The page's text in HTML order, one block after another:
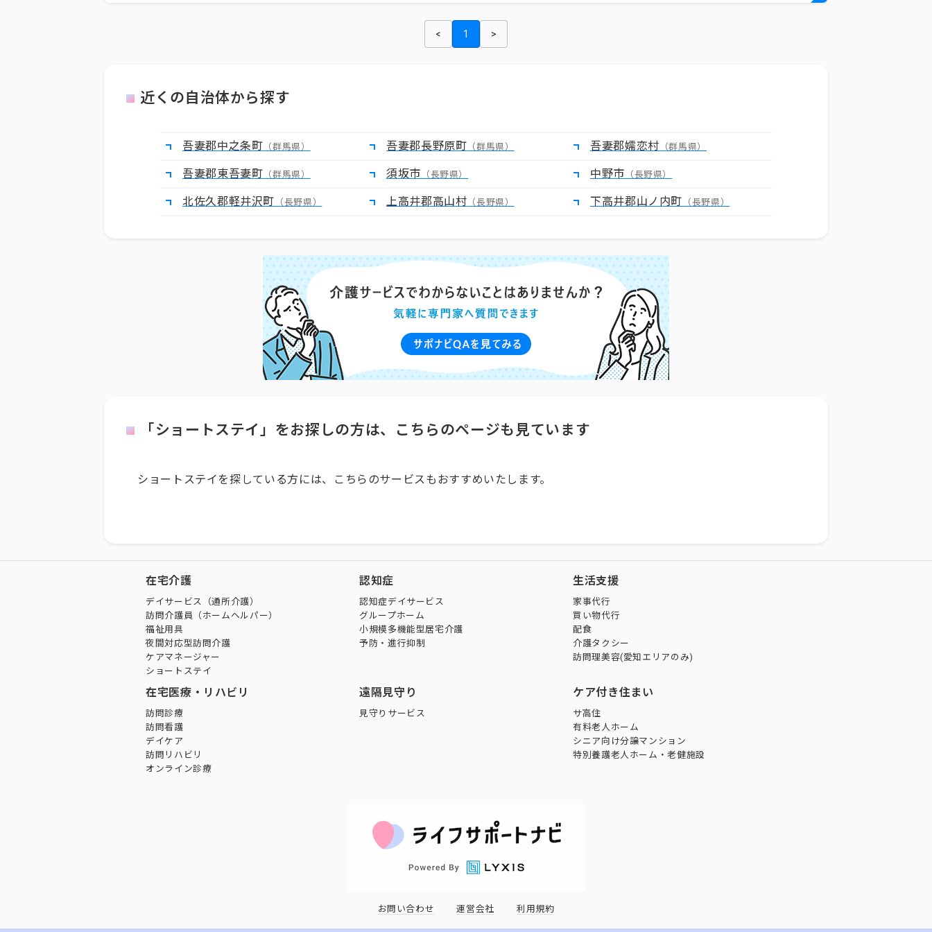
< 1 >
近くの自治体から探す
吾妻郡中之条町 （群馬県） 吾妻郡長野原町 （群馬県） 吾妻郡嬬恋村 （群馬県）
吾妻郡東吾妻町 （群馬県） 須坂市 （長野県） 中野市 （長野県）
北佐久郡軽井沢町 （長野県） 上高井郡高山村 （長野県） 下高井郡山ノ内町 （長野県）
「ショートステイ」をお探しの方は、こちらのページも見ています
ショートステイを探している方には、こちらのサービスもおすすめいたします。
在宅介護
デイサービス（通所介護）
訪問介護員（ホームヘルパー）
福祉用具
夜間対応型訪問介護
ケアマネージャー
ショートステイ
認知症
認知症デイサービス
グループホーム
小規模多機能型居宅介護
予防・進行抑制
生活支援
家事代行
買い物代行
配食
介護タクシー
訪問理美容(愛知エリアのみ)
在宅医療・リハビリ
訪問診療
訪問看護
デイケア
訪問リハビリ
オンライン診療
遠隔見守り
見守りサービス
ケア付き住まい
サ高住
有料老人ホーム
シニア向け分譲マンション
特別養護老人ホーム・老健施設
お問い合わせ 運営会社 利用規約